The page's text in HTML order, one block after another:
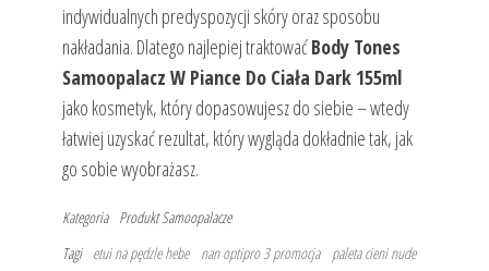
indywidualnych predyspozycji skóry oraz sposobu
nakładania. Dlatego najlepiej traktowaćBody Tones
Samoopalacz W Piance Do Ciała Dark 155ml
jako kosmetyk, który dopasowujesz do siebie – wtedy
łatwiej uzyskać rezultat, który wygląda dokładnie tak, jak
go sobie wyobrażasz.
Kategoria Produkt Samoopalacze
Tagi etui na pędzle hebe nan optipro 3 promocja
paleta cieni nude